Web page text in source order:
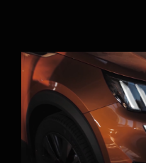
Peugeot –